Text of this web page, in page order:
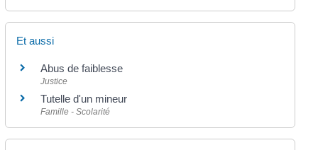
Et aussi
Abus de faiblesse
Justice
Tutelle d'un mineur
Famille - Scolarité